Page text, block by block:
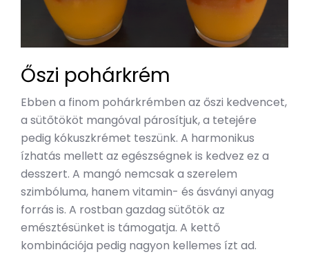
Őszi pohárkrém
Ebben a finom pohárkrémben az őszi kedvencet,
a sütőtököt mangóval párosítjuk, a tetejére
pedig kókuszkrémet teszünk. A harmonikus
ízhatás mellett az egészségnek is kedvez ez a
desszert. A mangó nemcsak a szerelem
szimbóluma, hanem vitamin- és ásványi anyag
forrás is. A rostban gazdag sütőtök az
emésztésünket is támogatja. A kettő
kombinációja pedig nagyon kellemes ízt ad.